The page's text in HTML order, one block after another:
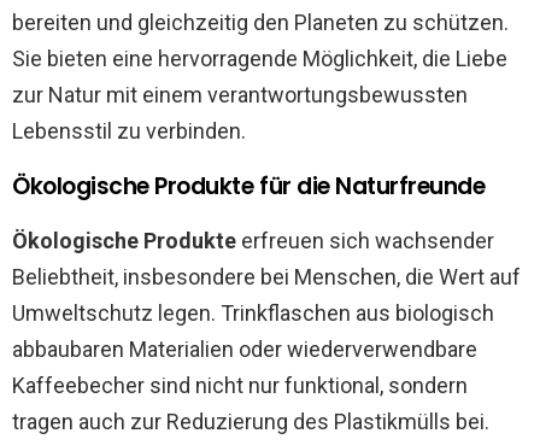
bereiten und gleichzeitig den Planeten zu schützen.
Sie bieten eine hervorragende Möglichkeit, die Liebe
zur Natur mit einem verantwortungsbewussten
Lebensstil zu verbinden.
Ökologische Produkte für die Naturfreunde
Ökologische Produkte erfreuen sich wachsender
Beliebtheit, insbesondere bei Menschen, die Wert auf
Umweltschutz legen. Trinkflaschen aus biologisch
abbaubaren Materialien oder wiederverwendbare
Kaffeebecher sind nicht nur funktional, sondern
tragen auch zur Reduzierung des Plastikmülls bei.